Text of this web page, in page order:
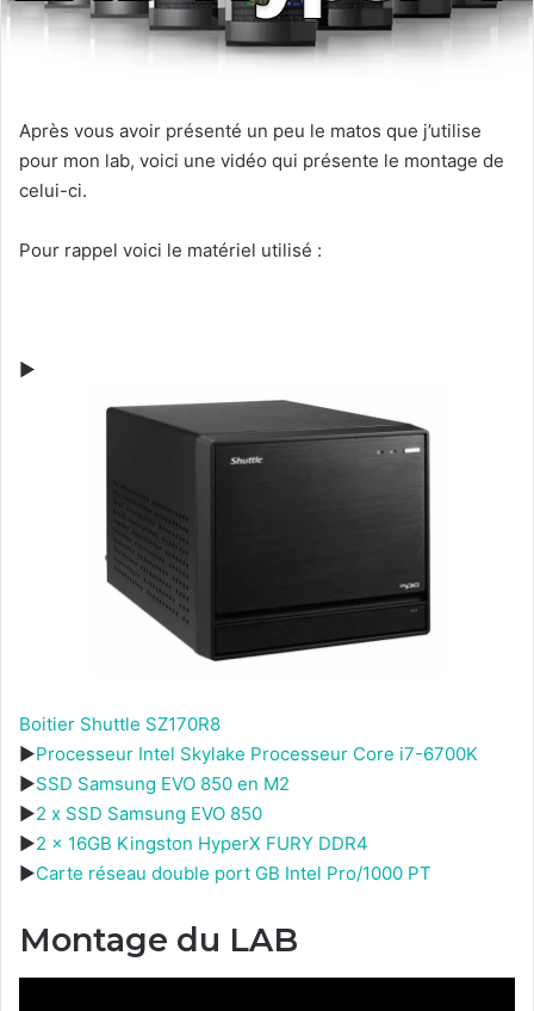
Après vous avoir présenté un peu le matos que j’utilise
pour mon lab, voici une vidéo qui présente le montage de
celui-ci.
Pour rappel voici le matériel utilisé :
►
Boitier Shuttle SZ170R8
►Processeur Intel Skylake Processeur Core i7-6700K
►SSD Samsung EVO 850 en M2
►2 x SSD Samsung EVO 850
►2 x 16GB Kingston HyperX FURY DDR4
►Carte réseau double port GB Intel Pro/1000 PT
Montage du LAB